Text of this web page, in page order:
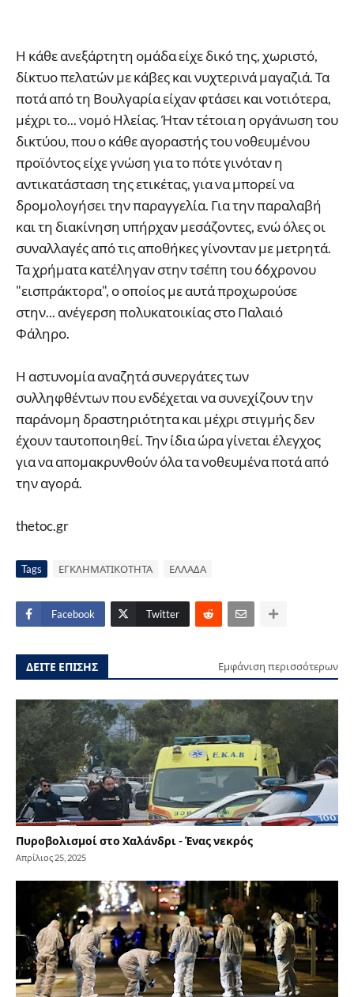
Η κάθε ανεξάρτητη ομάδα είχε δικό της, χωριστό,
δίκτυο πελατών με κάβες και νυχτερινά μαγαζιά. Τα
ποτά από τη Βουλγαρία είχαν φτάσει και νοτιότερα,
μέχρι το... νομό Ηλείας. Ήταν τέτοια η οργάνωση του
δικτύου, που ο κάθε αγοραστής του νοθευμένου
προϊόντος είχε γνώση για το πότε γινόταν η
αντικατάσταση της ετικέτας, για να μπορεί να
δρομολογήσει την παραγγελία. Για την παραλαβή
και τη διακίνηση υπήρχαν μεσάζοντες, ενώ όλες οι
συναλλαγές από τις αποθήκες γίνονταν με μετρητά.
Τα χρήματα κατέληγαν στην τσέπη του 66χρονου
"εισπράκτορα", ο οποίος με αυτά προχωρούσε
στην... ανέγερση πολυκατοικίας στο Παλαιό
Φάληρο.
Η αστυνομία αναζητά συνεργάτες των
συλληφθέντων που ενδέχεται να συνεχίζουν την
παράνομη δραστηριότητα και μέχρι στιγμής δεν
έχουν ταυτοποιηθεί. Την ίδια ώρα γίνεται έλεγχος
για να απομακρυνθούν όλα τα νοθευμένα ποτά από
την αγορά.
thetoc.gr
Tags ΕΓΚΛΗΜΑΤΙΚΟΤΗΤΑ ΕΛΛΑΔΑ
Facebook Twitter
ΔΕΙΤΕ ΕΠΙΣΗΣ Εμφάνιση περισσότερων
Πυροβολισμοί στο Χαλάνδρι - Ένας νεκρός
Απρίλιος 25, 2025